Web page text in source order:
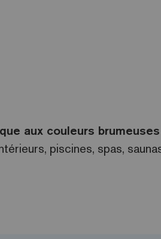
aux couleurs brumeuses
piscines, spas,